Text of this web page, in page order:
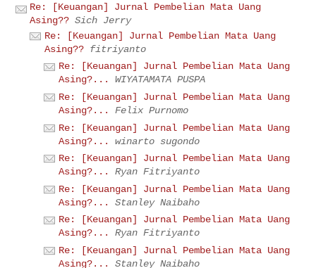
Re: [Keuangan] Jurnal Pembelian Mata Uang
Asing?? Sich Jerry
Re: [Keuangan] Jurnal Pembelian Mata Uang
Asing?? fitriyanto
Re: [Keuangan] Jurnal Pembelian Mata Uang
Asing?...
WIYATAMATA PUSPA
Re: [Keuangan] Jurnal Pembelian Mata Uang
Asing?...
Felix Purnomo
Re: [Keuangan] Jurnal Pembelian Mata Uang
Asing?...
winarto sugondo
Re: [Keuangan] Jurnal Pembelian Mata Uang
Asing?...
Ryan Fitriyanto
Re: [Keuangan] Jurnal Pembelian Mata Uang
Asing?...
Stanley Naibaho
Re: [Keuangan] Jurnal Pembelian Mata Uang
Asing?...
Ryan Fitriyanto
Re: [Keuangan] Jurnal Pembelian Mata Uang
Asing?...
Stanley Naibaho